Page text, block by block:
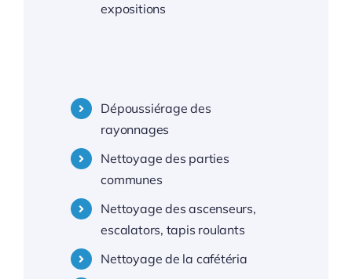
Nettoyage centres commerciaux Toulon
expositions
Dépoussiérage des
rayonnages
Nettoyage des parties
communes
Nettoyage des ascenseurs,
escalators, tapis roulants
Nettoyage de la cafétéria